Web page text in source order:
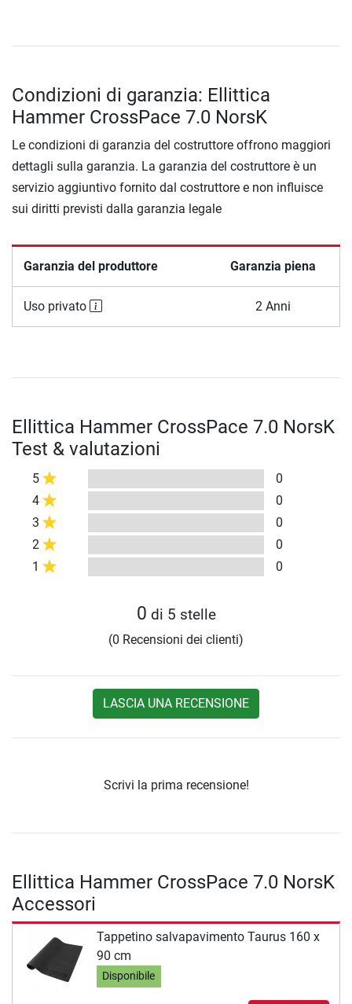
Condizioni di garanzia: Ellittica
Hammer CrossPace 7.0 NorsK
Le condizioni di garanzia del costruttore offrono maggiori
dettagli sulla garanzia. La garanzia del costruttore è un
servizio aggiuntivo fornito dal costruttore e non influisce
sui diritti previsti dalla garanzia legale
Garanzia del produttore Garanzia piena
Uso privato 2 Anni
Ellittica Hammer CrossPace 7.0 NorsK
Test & valutazioni
5
0
4
0
3
0
2
0
1
0
0 di 5 stelle
(0 Recensioni dei clienti)
LASCIA UNA RECENSIONE
Scrivi la prima recensione!
Ellittica Hammer CrossPace 7.0 NorsK
Accessori
Tappetino salvapavimento Taurus 160 x
90 cm
Disponibile